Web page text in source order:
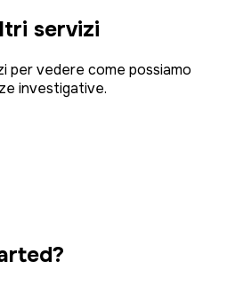
servizi
per vedere come possiamo
investigative.